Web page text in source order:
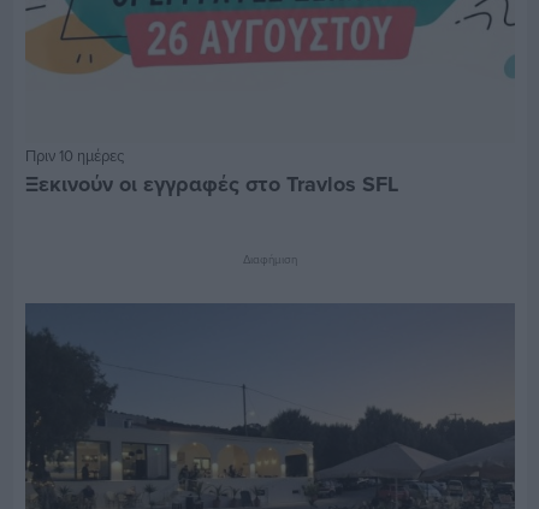
Πριν 10 ημέρες
Ξεκινούν οι εγγραφές στο Travlos SFL
Διαφήμιση